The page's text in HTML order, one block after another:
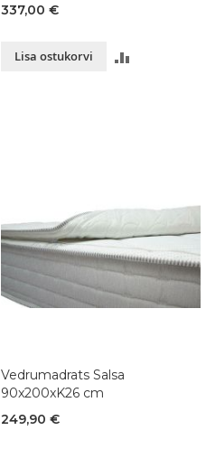
337,00 €
Lisa ostukorvi
Vedrumadrats Salsa
90x200xK26 cm
249,90 €